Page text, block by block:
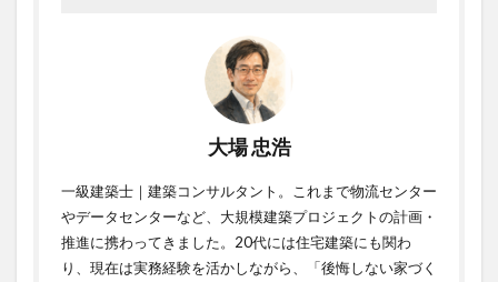
大場 忠浩
一級建築士｜建築コンサルタント。これまで物流センター
やデータセンターなど、大規模建築プロジェクトの計画・
推進に携わってきました。20代には住宅建築にも関わ
り、現在は実務経験を活かしながら、「後悔しない家づく